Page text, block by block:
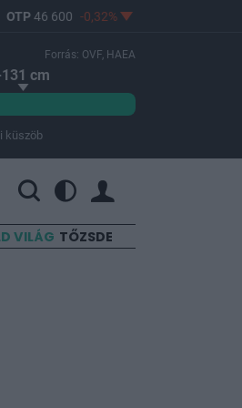
OTP46 600 -0,32%
Forrás: OVF, HAEA
cm
küszöb
VILÁG TŐZSDE